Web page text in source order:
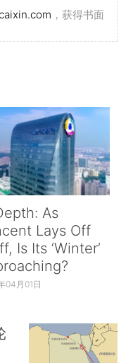
，获得书面
As
Lays Off
Is Its ‘Winter’
04月01日